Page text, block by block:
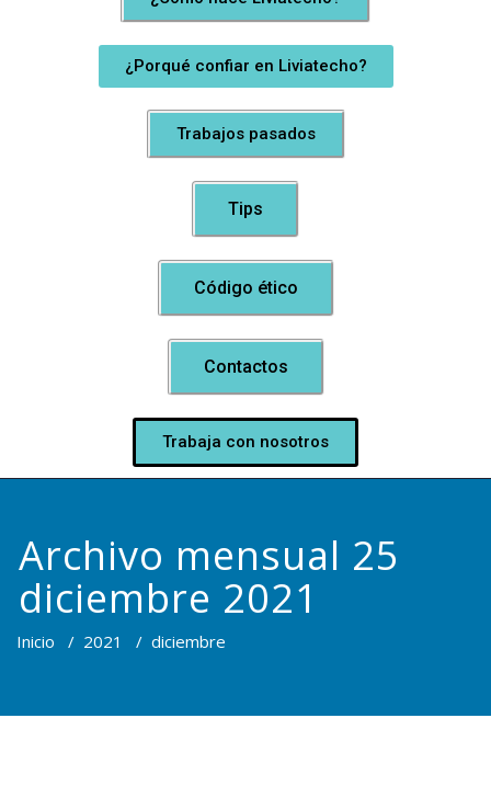
¿Porqué confiar en Liviatecho?
Trabajos pasados
Tips
Código ético
Contactos
Trabaja con nosotros
Archivo mensual 25
diciembre 2021
Inicio / 2021 / diciembre